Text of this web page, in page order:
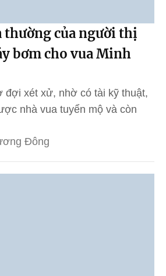
của người thị
bơm cho vua Minh
đợi xét xử, nhờ có tài kỹ thuật,
nhà vua tuyển mộ và còn
Đông